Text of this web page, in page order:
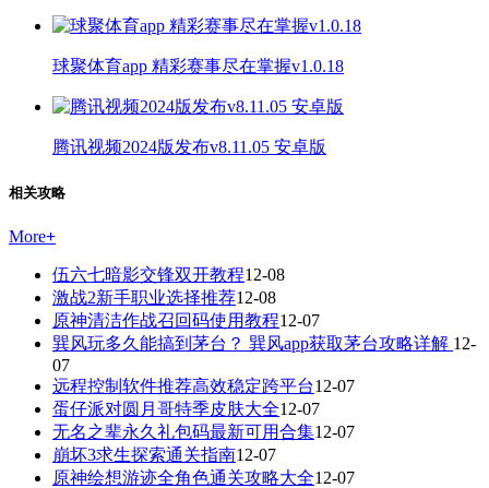
球聚体育app 精彩赛事尽在掌握v1.0.18
腾讯视频2024版发布v8.11.05 安卓版
相关攻略
More+
伍六七暗影交锋双开教程12-08
激战2新手职业选择推荐12-08
原神清洁作战召回码使用教程12-07
巽风玩多久能搞到茅台？ 巽风app获取茅台攻略详解 12-
07
远程控制软件推荐高效稳定跨平台12-07
蛋仔派对圆月哥特季皮肤大全12-07
无名之辈永久礼包码最新可用合集12-07
崩坏3求生探索通关指南12-07
原神绘想游迹全角色通关攻略大全12-07